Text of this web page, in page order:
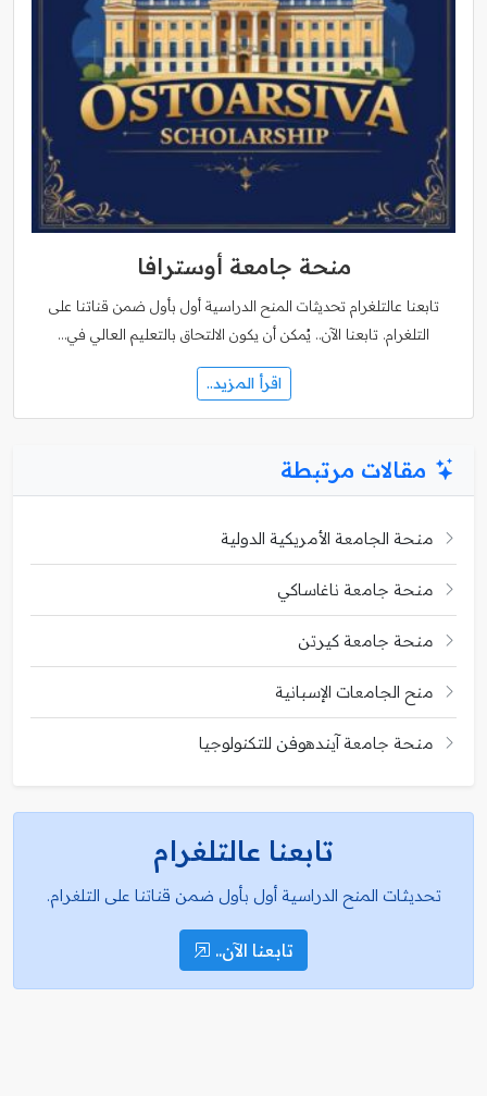
منحة جامعة أوسترافا
تابعنا عالتلغرام تحديثات المنح الدراسية أول بأول ضمن قناتنا على
التلغرام. تابعنا الآن.. يُمكن أن يكون الالتحاق بالتعليم العالي في…
اقرأ المزيد..
مقالات مرتبطة
منحة الجامعة الأمريكية الدولية
منحة جامعة ناغاساكي
منحة جامعة كيرتن
منح الجامعات الإسبانية
منحة جامعة آيندهوفن للتكنولوجيا
تابعنا عالتلغرام
تحديثات المنح الدراسية أول بأول ضمن قناتنا على التلغرام.
تابعنا الآن..